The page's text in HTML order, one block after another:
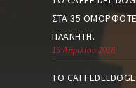
ΣΤΑ 35
ΠΛΑΝΉΤΗ.
19 Απριλίου 2018
TO